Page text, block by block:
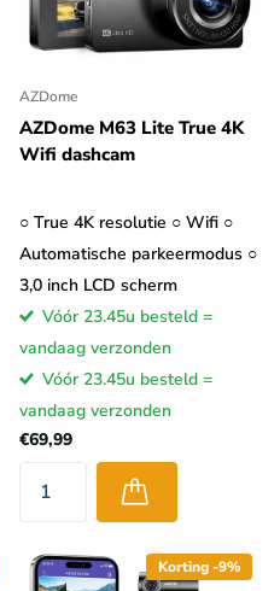
AZDome
AZDome M63 Lite True 4K
Wifi dashcam
○ True 4K resolutie ○ Wifi ○
Automatische parkeermodus ○
3,0 inch LCD scherm
Vóór 23.45u besteld =
vandaag verzonden
Vóór 23.45u besteld =
vandaag verzonden
€69,99
Korting -9%